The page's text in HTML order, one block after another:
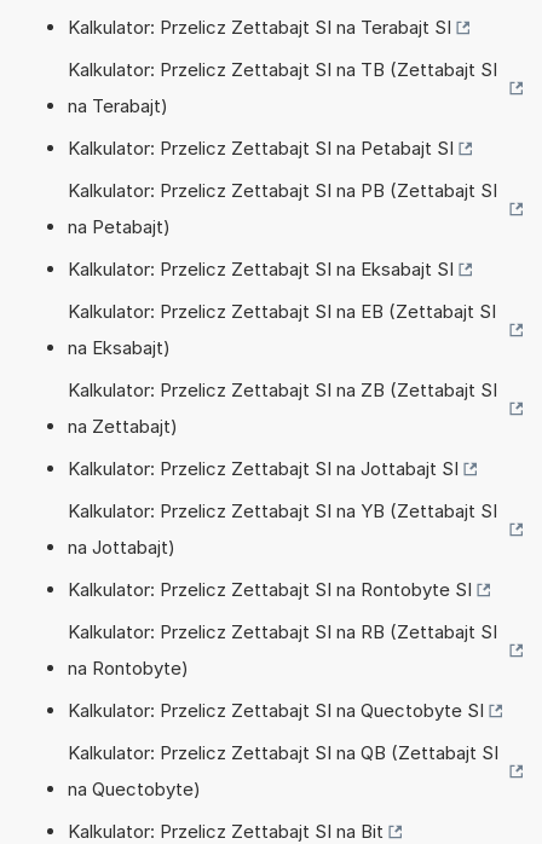
Kalkulator: Przelicz Zettabajt SI na Terabajt SI
Kalkulator: Przelicz Zettabajt SI na TB (Zettabajt SI
na Terabajt)
Kalkulator: Przelicz Zettabajt SI na Petabajt SI
Kalkulator: Przelicz Zettabajt SI na PB (Zettabajt SI
na Petabajt)
Kalkulator: Przelicz Zettabajt SI na Eksabajt SI
Kalkulator: Przelicz Zettabajt SI na EB (Zettabajt SI
na Eksabajt)
Kalkulator: Przelicz Zettabajt SI na ZB (Zettabajt SI
na Zettabajt)
Kalkulator: Przelicz Zettabajt SI na Jottabajt SI
Kalkulator: Przelicz Zettabajt SI na YB (Zettabajt SI
na Jottabajt)
Kalkulator: Przelicz Zettabajt SI na Rontobyte SI
Kalkulator: Przelicz Zettabajt SI na RB (Zettabajt SI
na Rontobyte)
Kalkulator: Przelicz Zettabajt SI na Quectobyte SI
Kalkulator: Przelicz Zettabajt SI na QB (Zettabajt SI
na Quectobyte)
Kalkulator: Przelicz Zettabajt SI na Bit